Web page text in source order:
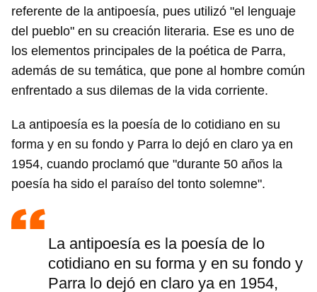
referente de la antipoesía, pues utilizó "el lenguaje
del pueblo" en su creación literaria. Ese es uno de
los elementos principales de la poética de Parra,
además de su temática, que pone al hombre común
enfrentado a sus dilemas de la vida corriente.
La antipoesía es la poesía de lo cotidiano en su
forma y en su fondo y Parra lo dejó en claro ya en
1954, cuando proclamó que "durante 50 años la
poesía ha sido el paraíso del tonto solemne".
La antipoesía es la poesía de lo
cotidiano en su forma y en su fondo y
Parra lo dejó en claro ya en 1954,